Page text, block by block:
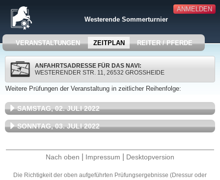
ANMELDEN
Westerende Sommerturnier
VERANSTALTUNGEN ZEITPLAN REITER / PFERDE
ANFAHRTSADRESSE FÜR DAS NAVI:
WESTERENDER STR. 11, 26532 GROSSHEIDE
Weitere Prüfungen der Veranstaltung in zeitlicher Reihenfolge:
SAMSTAG, 02. JULI 2022
SONNTAG, 03. JULI 2022
Nach oben Impressum Desktopversion
Die Richtigkeit der oben aufgeführten Prüfungsergebnisse (Dressur oder